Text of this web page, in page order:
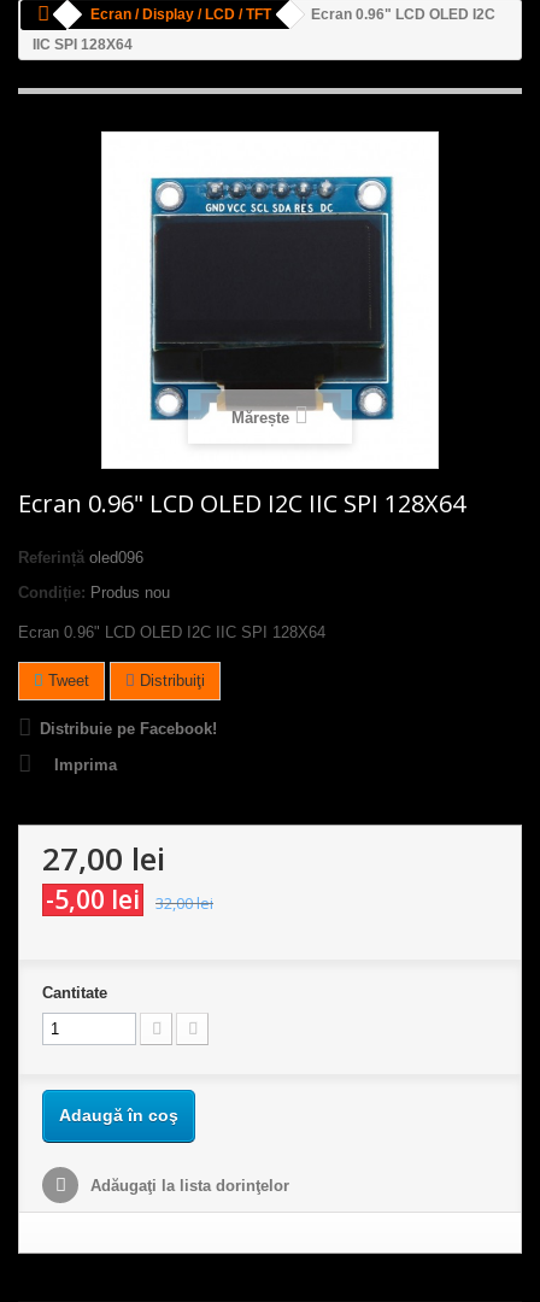
Ecran / Display / LCD / TFT
Ecran 0.96" LCD OLED I2C
IIC SPI 128X64
Mărește
Ecran 0.96" LCD OLED I2C IIC SPI 128X64
Referință oled096
Condiție: Produs nou
Ecran 0.96" LCD OLED I2C IIC SPI 128X64
Tweet Distribuiţi
Distribuie pe Facebook!
Imprima
27,00 lei
-5,00 lei 32,00 lei
Cantitate
Adaugă în coş
Adăugaţi la lista dorinţelor